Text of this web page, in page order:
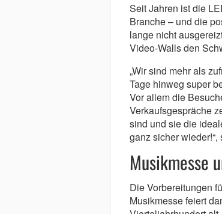
Seit Jahren ist die
Branche – und die
lange nicht
Video-Walls den
„Wir sind mehr als
Tage hinweg super
Vor allem die
Verkaufsgespräche
sind und sie die
ganz sicher
Musikmesse
Die Vorbereitungen
Musikmesse feiert